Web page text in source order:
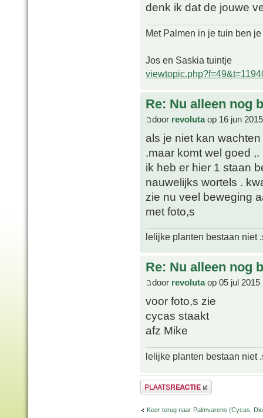
denk ik dat de jouwe
Met Palmen in je tuin ben
Jos en Saskia tuintje
Re: Nu alleen nog
door revolutaop 16 jun
als je niet kan
.maar komt wel goed ,.
ik heb er hier 1 staan
nauwelijks wortels .
zie nu veel beweging
met foto,s
lelijke planten bestaan niet
Re: Nu alleen nog
door revolutaop 05 jul 2015
voor foto,s zie
cycas staakt
afz Mike
lelijke planten bestaan niet
Plaats een reactie
Keer terug naar Palmvarens (Cycas,